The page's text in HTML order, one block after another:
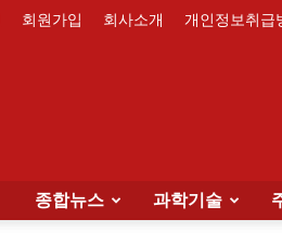
회원가입 회사소개 개인정보취급
종합뉴스 과학기술